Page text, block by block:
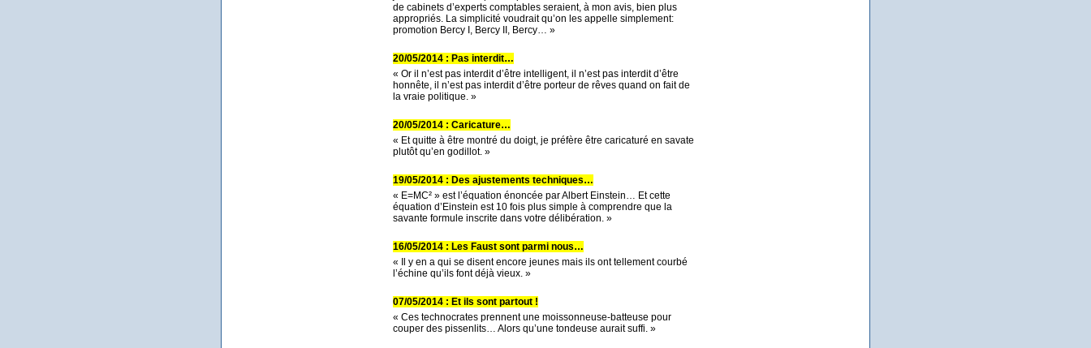
de cabinets d’experts comptables seraient, à mon avis, bien plus
appropriés. La simplicité voudrait qu’on les appelle simplement:
promotion Bercy I, Bercy II, Bercy… »
20/05/2014 : Pas interdit…
« Or il n’est pas interdit d’être intelligent, il n’est pas interdit d’être
honnête, il n’est pas interdit d’être porteur de rêves quand on fait de
la vraie politique. »
20/05/2014 : Caricature…
« Et quitte à être montré du doigt, je préfère être caricaturé en savate
plutôt qu’en godillot. »
19/05/2014 : Des ajustements techniques…
« E=MC² » est l’équation énoncée par Albert Einstein… Et cette
équation d’Einstein est 10 fois plus simple à comprendre que la
savante formule inscrite dans votre délibération. »
16/05/2014 : Les Faust sont parmi nous…
« Il y en a qui se disent encore jeunes mais ils ont tellement courbé
l’échine qu’ils font déjà vieux. »
07/05/2014 : Et ils sont partout !
« Ces technocrates prennent une moissonneuse-batteuse pour
couper des pissenlits… Alors qu’une tondeuse aurait suffi. »